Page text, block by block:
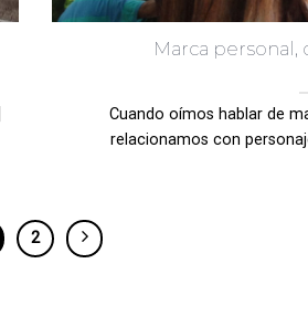
Marca personal,
Cuando oímos hablar de
relacionamos con
2